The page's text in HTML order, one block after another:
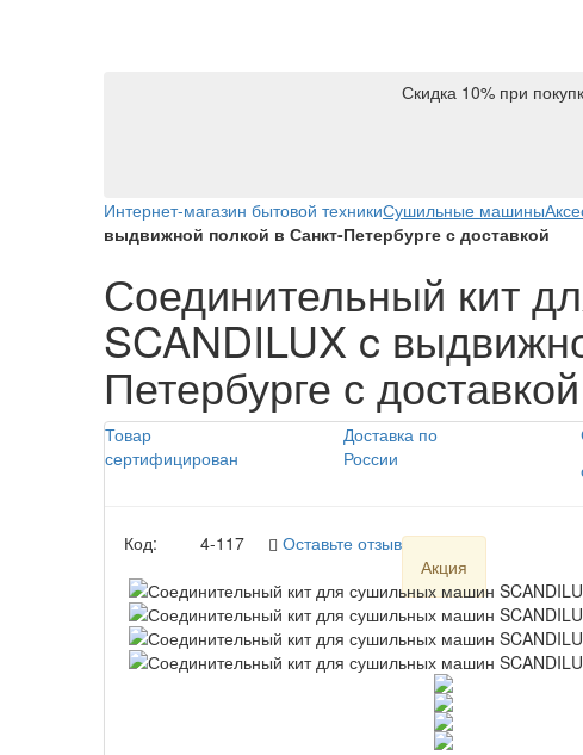
Скидка 10% при
Интернет-магазин бытовой техникиСушильные машины
выдвижной полкой в Санкт-Петербурге с доставкой
Соединительный кит
SCANDILUX c
Петербурге с доставкой
Товар
сертифицирован
Доставка по
России
Код: 4-117
Оставьте отзыв первым!
Акция